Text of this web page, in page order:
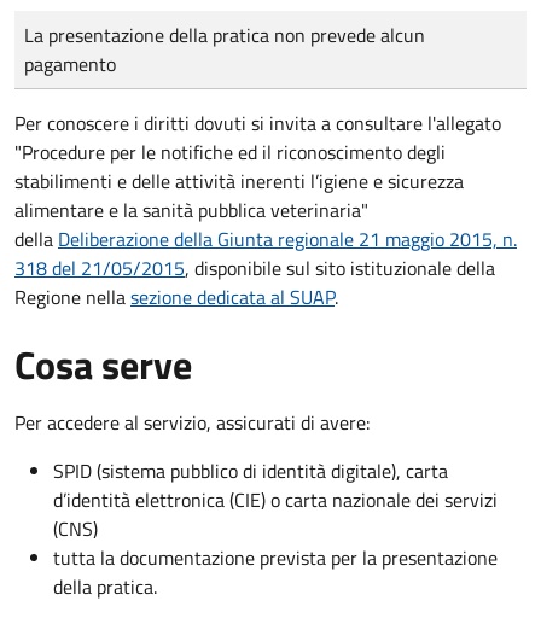
Tipo di pagamento
Importo
La presentazione della pratica non prevede alcun
pagamento
Per conoscere i diritti dovuti si invita a consultare l'allegato
"Procedure per le notifiche ed il riconoscimento degli
stabilimenti e delle attività inerenti l’igiene e sicurezza
alimentare e la sanità pubblica veterinaria"
della Deliberazione della Giunta regionale 21 maggio 2015, n.
318 del 21/05/2015, disponibile sul sito istituzionale della
Regione nellasezione dedicata al SUAP.
Cosa serve
Per accedere al servizio, assicurati di avere:
SPID (sistema pubblico di identità digitale), carta
d’identità elettronica (CIE) o carta nazionale dei servizi
(CNS)
tutta la documentazione prevista per la presentazione
della pratica.